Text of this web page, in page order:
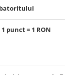
punct = 1 RON